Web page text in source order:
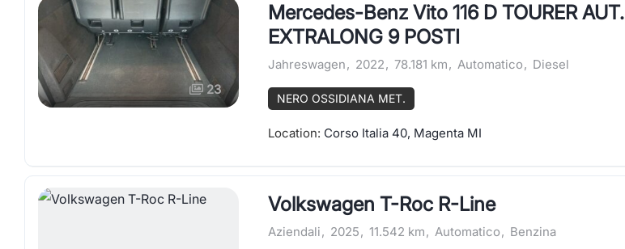
23
Mercedes-Benz Vito 116 D TOURER AUT.
EXTRALONG 9 POSTI
Jahreswagen, 2022, 78.181 km, Automatico, Diesel
NERO OSSIDIANA MET.
Location: Corso Italia 40, Magenta MI
Volkswagen T-Roc R-Line
Aziendali, 2025, 11.542 km, Automatico, Benzina